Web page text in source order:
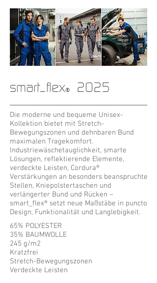
smart_flex® 2025
Die moderne und bequeme Unisex-
Kollektion bietet mit Stretch-
Bewegungszonen und dehnbaren Bund
maximalen Tragekomfort.
Industriewäschetauglichkeit, smarte
Lösungen, reflektierende Elemente,
verdeckte Leisten, Cordura®
Verstärkungen an besonders beanspruchte
Stellen, Kniepolstertaschen und
verlängerter Bund und Rücken –
smart_flex® setzt neue Maßstäbe in puncto
Design, Funktionalität und Langlebigkeit.
65% POLYESTER
35% BAUMWOLLE
245 g/m2
Kratzfrei
Stretch-Bewegungszonen
Verdeckte Leisten